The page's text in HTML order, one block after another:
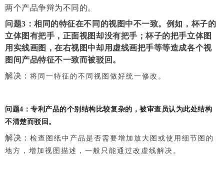
两个产品争辩为不同的。
问题3：相同的特征在不同的视图中不一致。例如，杯子的
立体图有把手，正面视图却没有把手；杯子的把手立体图
用实线画图，在右视图中却用虚线画把手等等造成各个视
图间产品特征不一致而被驳回。
解决： 将同一特征的不同视图做好统一修改 。
问题4：专利产品的个别结构比较复杂的，被审查员认为此处结构
不清楚而驳回。
解决： 检查图纸中产品是否需要增加放大图或使用细节图的
地方，增加视图描述，一般只能通过改虚线解决。